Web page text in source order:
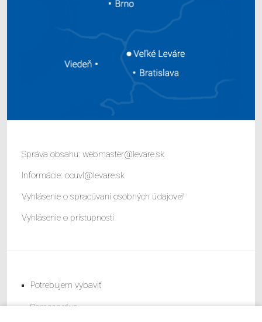
Správa obsahu: webmaster@levare.sk
Informácie: ocuvl@levare.sk
Vyhlásenie o spracúvaní osobných údajov
Vyhlásenie o prístupnosti
Potrebujem vybaviť
Samospráva